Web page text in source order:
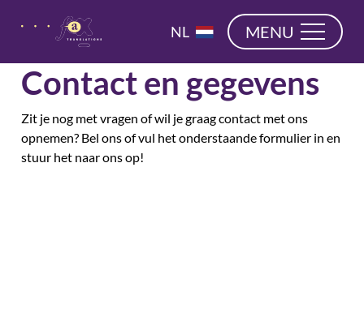
NL
DE
MENU
Contact en gegevens
Zit je nog met vragen of wil je graag contact met ons
opnemen? Bel ons of vul het onderstaande formulier in en
stuur het naar ons op!